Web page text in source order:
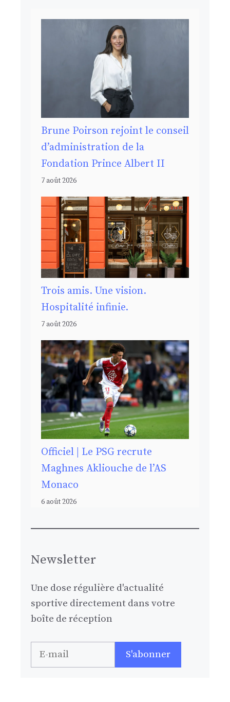
Brune Poirson rejoint le conseil
d’administration de la
Fondation Prince Albert II
7 août 2026
Trois amis. Une vision.
Hospitalité infinie.
7 août 2026
Officiel | Le PSG recrute
Maghnes Akliouche de l’AS
Monaco
6 août 2026
Newsletter
Une dose régulière d'actualité
sportive directement dans votre
boîte de réception